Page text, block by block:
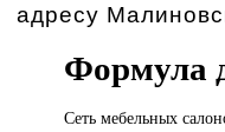
адресу
Формула
Сеть мебельных